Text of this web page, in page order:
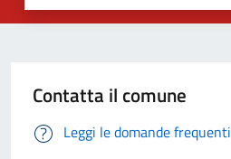
Contatta il comune
Leggi le domande frequenti